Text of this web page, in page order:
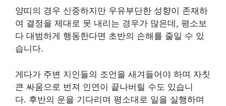
양띠의 경우 신중하지만 우유부단한 성향이 존재하
여 결정을 제대로 못 내리는 경우가 많은데, 평소보
다 대범하게 행동한다면 초반의 손해를 줄일 수 있
습니다.
게다가 주변 지인들의 조언을 새겨들어야 하며 자칫
큰 싸움으로 번져 인연이 끝나버릴 수도 있습니
다. 후반의 운을 기다리며 평소대로 일을 실행하며